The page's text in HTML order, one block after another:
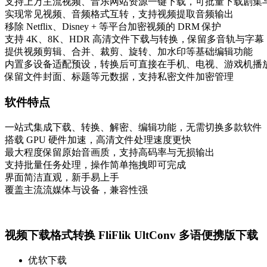
实现常见视频、音频格式互转，支持视频提取音频输出
移除 Netflix、Disney + 等平台加密视频的 DRM 保护
支持 4K、8K、HDR 高清文件下载与转换，保留多音轨与字幕
提供视频剪辑、合并、裁剪、旋转、加水印等基础编辑功能
内置多设备适配预设，转换后可直接在手机、电视、游戏机播
保留文件封面、标题等元数据，支持私密文件加密管理
软件特点
一站式集成下载、转换、解密、编辑功能，无需切换多款软件
搭载 GPU 硬件加速，高清文件处理速度更快
最大程度保留原始音画质，支持高码率与无损输出
支持批量任务处理，操作简单拖拽即可完成
界面简洁直观，新手易上手
覆盖主流流媒体与设备，兼容性强
视频下载格式转换 FliFlik UltConv 多语便携版下载
优软下载